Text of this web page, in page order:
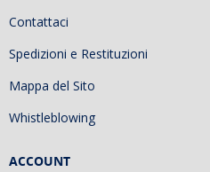
Contattaci
Spedizioni e Restituzioni
Mappa del Sito
Whistleblowing
ACCOUNT